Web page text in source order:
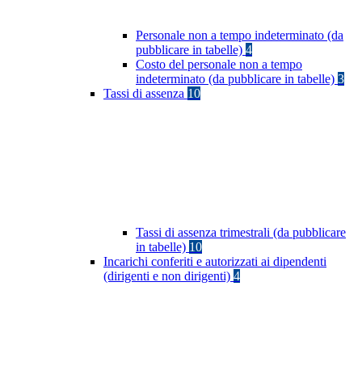
Personale non a tempo indeterminato (da
pubblicare in tabelle) 4
Costo del personale non a tempo
indeterminato (da pubblicare in tabelle) 3
Tassi di assenza 10
Tassi di assenza trimestrali (da pubblicare
in tabelle) 10
Incarichi conferiti e autorizzati ai dipendenti
(dirigenti e non dirigenti) 4